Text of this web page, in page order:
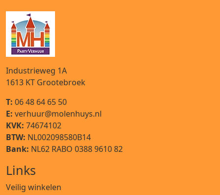
Industrieweg 1A
1613 KT Grootebroek
T: 06 48 64 65 50
E: verhuur@molenhuys.nl
KVK: 74674102
BTW: NL002098580B14
Bank: NL62 RABO 0388 9610 82
Links
Veilig winkelen